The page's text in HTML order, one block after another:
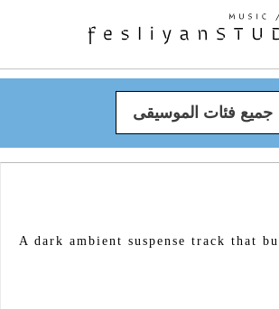
جميع فئات الموسيقى
A dark ambient suspense track that